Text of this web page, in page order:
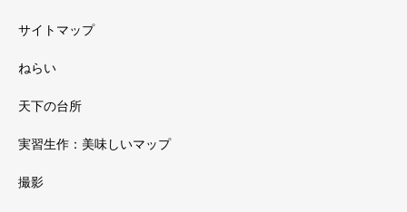
サイトマップ
ねらい
天下の台所
実習生作：美味しいマップ
撮影